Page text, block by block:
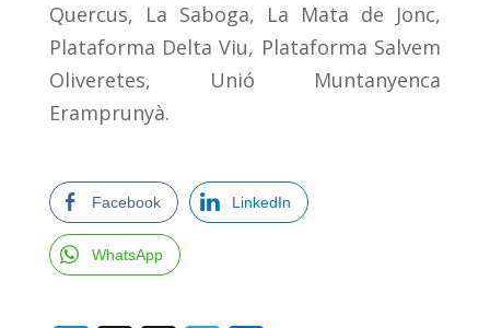
Quercus, La Saboga, La Mata de Jonc,
Plataforma Delta Viu, Plataforma Salvem
Oliveretes, Unió Muntanyenca
Eramprunyà.
Facebook LinkedIn
WhatsApp